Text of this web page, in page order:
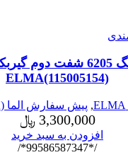
ELMA(115005154)
, پیش سفارش الما (ELMA)
3,300,000 ﷼
افزودن به سبد خرید
/*99586587347*/